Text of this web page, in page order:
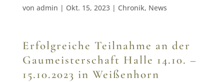
von admin | Okt. 15, 2023| Chronik, News
Erfolgreiche Teilnahme an der
Gaumeisterschaft Halle 14.10. –
15.10.2023 in Weißenhorn